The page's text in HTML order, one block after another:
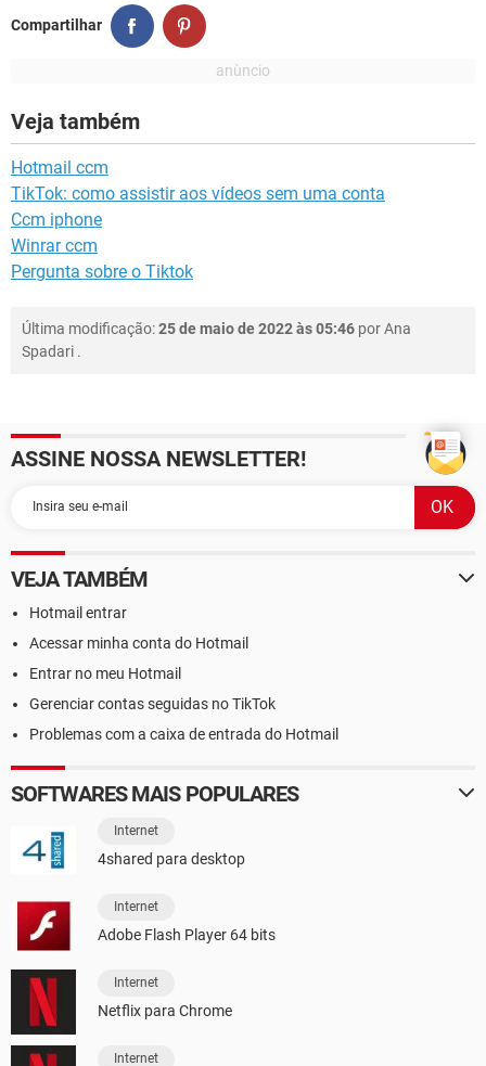
Compartilhar
Veja também
Hotmail ccm
TikTok: como assistir aos vídeos sem uma conta
Ccm iphone
Winrar ccm
Pergunta sobre o Tiktok
Última modificação:25 de maio de 2022 às 05:46 porAna
Spadari .
ASSINE NOSSA NEWSLETTER!
VEJA TAMBÉM
Hotmail entrar
Acessar minha conta do Hotmail
Entrar no meu Hotmail
Gerenciar contas seguidas no TikTok
Problemas com a caixa de entrada do Hotmail
SOFTWARES MAIS POPULARES
Internet
4shared para desktop
Internet
Adobe Flash Player 64 bits
Internet
Netflix para Chrome
Internet